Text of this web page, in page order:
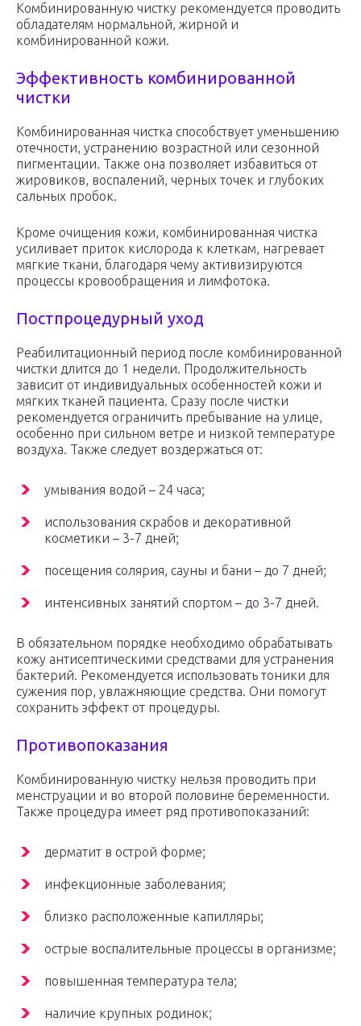
Комбинированную чистку рекомендуется проводить
обладателям нормальной, жирной и
комбинированной кожи.
Эффективность комбинированной
чистки
Комбинированная чистка способствует уменьшению
отечности, устранению возрастной или сезонной
пигментации. Также она позволяет избавиться от
жировиков, воспалений, черных точек и глубоких
сальных пробок.
Кроме очищения кожи, комбинированная чистка
усиливает приток кислорода к клеткам, нагревает
мягкие ткани, благодаря чему активизируются
процессы кровообращения и лимфотока.
Постпроцедурный уход
Реабилитационный период после комбинированной
чистки длится до 1 недели. Продолжительность
зависит от индивидуальных особенностей кожи и
мягких тканей пациента. Сразу после чистки
рекомендуется ограничить пребывание на улице,
особенно при сильном ветре и низкой температуре
воздуха. Также следует воздержаться от:
умывания водой – 24 часа;
использования скрабов и декоративной
косметики – 3-7 дней;
посещения солярия, сауны и бани – до 7 дней;
интенсивных занятий спортом – до 3-7 дней.
В обязательном порядке необходимо обрабатывать
кожу антисептическими средствами для устранения
бактерий. Рекомендуется использовать тоники для
сужения пор, увлажняющие средства. Они помогут
сохранить эффект от процедуры.
Противопоказания
Комбинированную чистку нельзя проводить при
менструации и во второй половине беременности.
Также процедура имеет ряд противопоказаний:
дерматит в острой форме;
инфекционные заболевания;
близко расположенные капилляры;
острые воспалительные процессы в организме;
повышенная температура тела;
наличие крупных родинок;